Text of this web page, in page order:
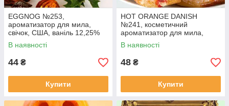
EGGNOG №253,
ароматизатор для мила,
свічок, США, ваніль 12,25%
В наявності
44 ₴
Купити
HOT ORANGE DANISH
№241, косметичний
ароматизатор для мила,
свічок, США, ваніль 13,6%
В наявності
48 ₴
Купити